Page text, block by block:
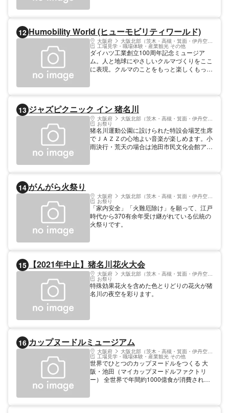
12 Humobility World (ヒューモビリティワールド)
大阪府 大阪北部（茨木・高槻・箕面・伊丹空港）
工場見学・職場体験・産業観光 その他
ダイハツ工業創立100周年記念ミュージア
ム。人と地球にやさしいクルマづくりをここ
に表現。クルマのことをもっと楽しくもっと
13 ジャズピクニック イン 猪名川
大阪府 大阪北部（茨木・高槻・箕面・伊丹空港）
お祭り
猪名川運動公園に設けられた特設会場芝生席
でＪＡＺＺの心地よい音楽が楽しめます。小
雨決行・荒天の場合は池田市民文化会館アゼ
14 がんがら火祭り
大阪府 大阪北部（茨木・高槻・箕面・伊丹空港）
お祭り
「家内安全」「火難厄除け」を願って、江戸
時代から370有余年受け継がれている伝統の
火祭りです。
15 【2021年中止】猪名川花火大会
大阪府 大阪北部（茨木・高槻・箕面・伊丹空港）
お祭り
特殊効果花火を含めた色とりどりの花火が猪
名川の夜空を彩ります。
16 カップヌードルミュージアム
大阪府 大阪北部（茨木・高槻・箕面・伊丹空港）
工場見学・職場体験・産業観光 その他
世界でひとつのカップヌードルをつくる 大
阪・池田（マイカップヌードルファクトリ
ー） 全世界で年間約1000億食が消費されて